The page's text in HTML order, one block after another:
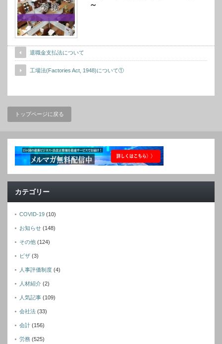
～
退職金支払法について
工場法(Factories Act, 1948)について①
トップページに戻る
カテゴリー
COVID-19 (10)
お知らせ (148)
その他 (124)
ビザ (3)
人事評価制度 (4)
人材紹介 (2)
人気記事 (109)
会社法 (33)
会計 (156)
労務 (525)